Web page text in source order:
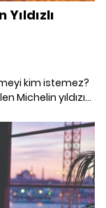
kim istemez?
Michelin yıldızı